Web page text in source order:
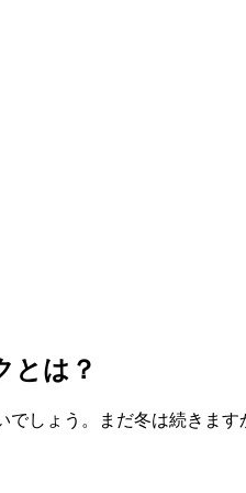
とは？
しょう。まだ冬は続きます